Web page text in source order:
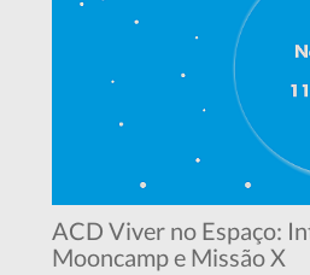
ACD Viver no Espaço:
Mooncamp e Missão X